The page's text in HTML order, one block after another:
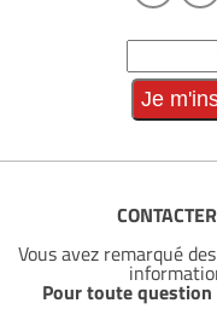
Vous avez remarqué
Pour toute